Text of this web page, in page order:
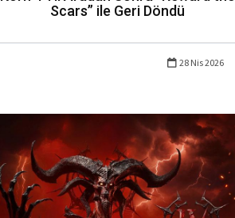
Scars” ile Geri Döndü
28 Nis 2026